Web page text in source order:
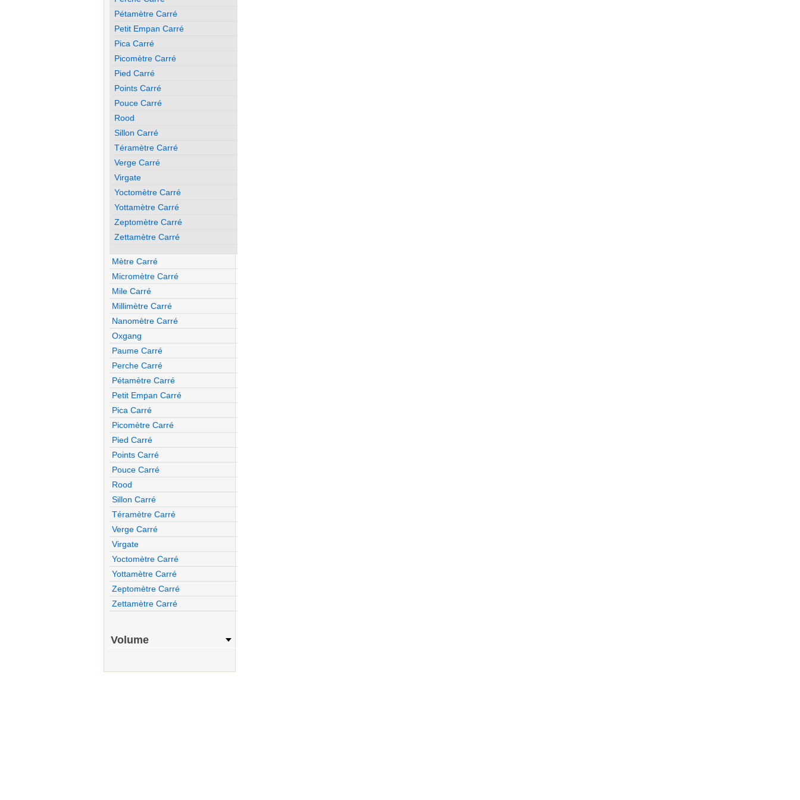
Pétamètre Carré
Petit Empan Carré
Pica Carré
Picomètre Carré
Pied Carré
Points Carré
Pouce Carré
Rood
Sillon Carré
Téramètre Carré
Verge Carré
Virgate
Yoctomètre Carré
Yottamètre Carré
Zeptomètre Carré
Zettamètre Carré
Mètre Carré
Micromètre Carré
Mile Carré
Millimètre Carré
Nanomètre Carré
Oxgang
Paume Carré
Perche Carré
Pétamètre Carré
Petit Empan Carré
Pica Carré
Picomètre Carré
Pied Carré
Points Carré
Pouce Carré
Rood
Sillon Carré
Téramètre Carré
Verge Carré
Virgate
Yoctomètre Carré
Yottamètre Carré
Zeptomètre Carré
Zettamètre Carré
Volume